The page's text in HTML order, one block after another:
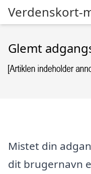
Verdenskort-
Glemt
Mistet din
dit brugernavn